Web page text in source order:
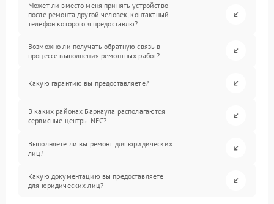
Может ли вместо меня принять устройство
после ремонта другой человек, контактный
телефон которого я предоставлю?
Возможно ли получать обратную связь в
процессе выполнения ремонтных работ?
Какую гарантию вы предоставляете?
В каких районах Барнаула располагаются
сервисные центры NEC?
Выполняете ли вы ремонт для юридических
лиц?
Какую документацию вы предоставляете
для юридических лиц?